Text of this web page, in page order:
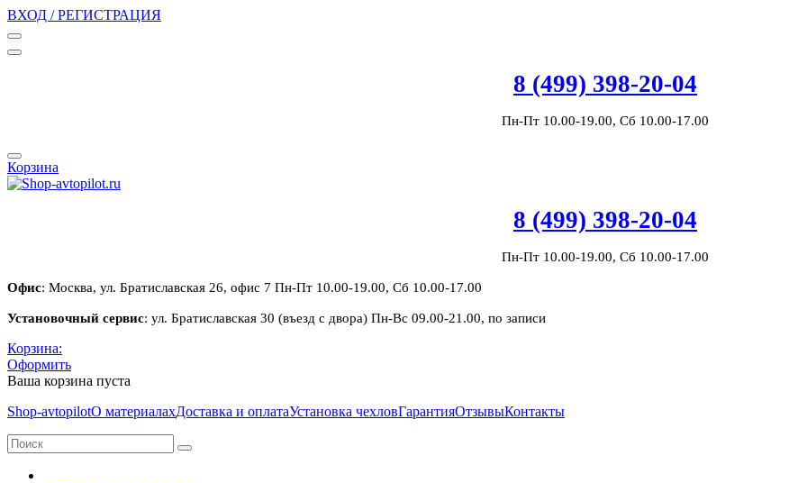
ВХОД / РЕГИСТРАЦИЯ
8 (499) 398-20-04
Пн-Пт 10.00-19.00, Сб 10.00-17.00
Корзина
8 (499) 398-20-04
Пн-Пт 10.00-19.00, Сб 10.00-17.00
Офис: Москва, ул. Братиславская 26, офис 7 Пн-Пт 10.00-19.00, Сб 10.00-17.00
Установочный сервис: ул. Братиславская 30 (въезд с двора) Пн-Вс 09.00-21.00, по записи
Корзина:
Оформить
Ваша корзина пуста
Shop-avtopilotО материалахДоставка и оплатаУстановка чехловГарантияОтзывыКонтакты